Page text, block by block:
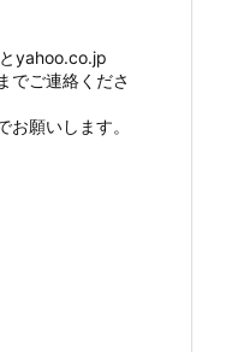
yahoo.co.jp
でご連絡くださ
お願いします。